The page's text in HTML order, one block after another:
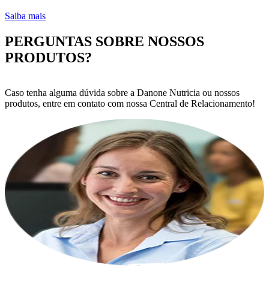
Saiba mais
PERGUNTAS SOBRE NOSSOS
PRODUTOS?
Caso tenha alguma dúvida sobre a Danone Nutricia ou nossos
produtos, entre em contato com nossa Central de Relacionamento!